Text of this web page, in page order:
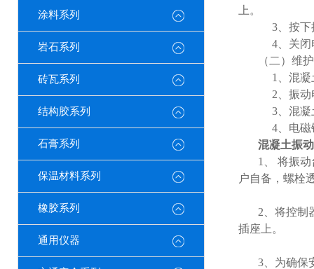
涂料系列
岩石系列
砖瓦系列
结构胶系列
石膏系列
保温材料系列
橡胶系列
通用仪器
上。
3 、按
4 、关
（二）维护
1
、混
2 、振
3 、混
4 、电
混凝土振
1
将振动
户自备，螺栓
2 、将控
插座上。
3 、为确